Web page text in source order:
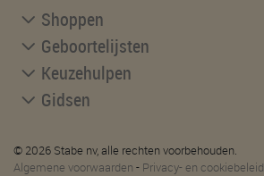
Shoppen
Geboortelijsten
Keuzehulpen
Gidsen
© 2026 Stabe nv, alle rechten voorbehouden.
Algemene voorwaarden - Privacy- en cookiebeleid